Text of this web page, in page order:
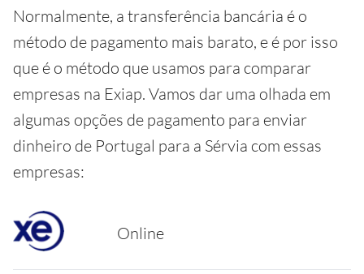
Normalmente, a transferência bancária é o
método de pagamento mais barato, e é por isso
que é o método que usamos para comparar
empresas na Exiap. Vamos dar uma olhada em
algumas opções de pagamento para enviar
dinheiro de Portugal para a Sérvia com essas
empresas:
Online